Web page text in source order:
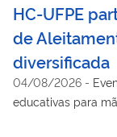
HC-UFPE
de
diversificada
04/08/2026 -
educativas para